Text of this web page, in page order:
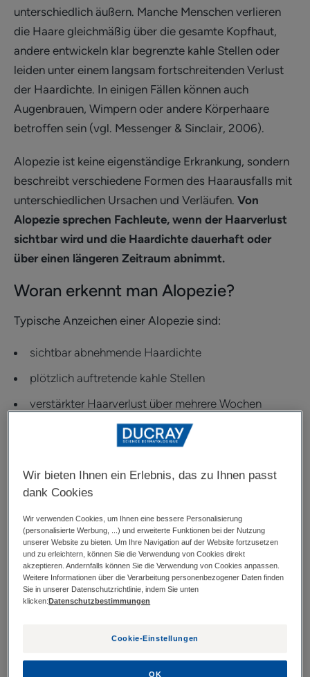
unterschiedlich äußern. Manche Menschen verlieren
die Haare gleichmäßig über die gesamte Kopfhaut,
andere entwickeln klar begrenzte kahle Stellen oder
leiden unter einem langsam fortschreitenden Verlust
der Haardichte. In einigen Fällen können auch
Augenbrauen, Wimpern oder andere Körperhaare
betroffen sein (vgl. Messenger & Sinclair, 2006).
Alopezie ist keine eigenständige Erkrankung, sondern
beschreibt verschiedene Formen des Haarausfalls mit
unterschiedlichen Ursachen und Verläufen. Von
Alopezie sprechen Fachleute, wenn der Haarverlust
sichtbar wird und die Haardichte dauerhaft oder
über einen längeren Zeitraum abnimmt.
Woran erkennt man Alopezie?
Typische Anzeichen einer Alopezie sind:
sichtbar abnehmende Haardichte
plötzlich auftretende kahle Stellen
verstärkter Haarverlust über mehrere Wochen
Nagelveränderungen wie kleine Grübchen oder Rillen,
insbesondere bei Alopecia areata (vgl. Pratt et al.,
2017)
Wann sollte Alopezie dermatologisch
abgeklärt werden?
Eine dermatologische Untersuchung ist
empfehlenswert, wenn:
der Haarausfall länger als drei Monate anhält,
Wir bieten Ihnen ein Erlebnis, das zu Ihnen passt
dank Cookies
Wir verwenden Cookies, um Ihnen eine bessere Personalisierung
(personalisierte Werbung, ...) und erweiterte Funktionen bei der Nutzung
unserer Website zu bieten. Um Ihre Navigation auf der Website fortzusetzen
und zu erleichtern, können Sie die Verwendung von Cookies direkt
akzeptieren. Andernfalls können Sie die Verwendung von Cookies anpassen.
Weitere Informationen über die Verarbeitung personenbezogener Daten finden
Sie in unserer Datenschutzrichtlinie, indem Sie unten
klicken:Datenschutzbestimmungen
Cookie-Einstellungen
OK